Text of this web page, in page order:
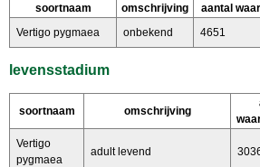
soortnaam omschrijving
aantal
Vertigo pygmaea
onbekend 4651
levensstadium
soortnaam omschrijving
Vertigo
pygmaea
adult levend